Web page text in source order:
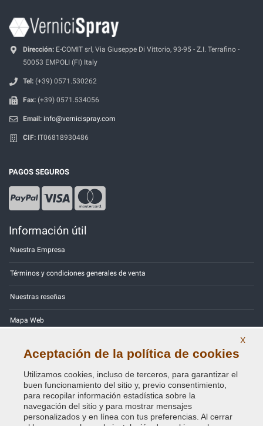
Dirección: E-COMIT srl, Via Giuseppe Di Vittorio, 93-95 - Z.I. Terrafino -
50053 EMPOLI (FI) Italy
Tel: (+39) 0571.530262
Fax: (+39) 0571.534056
Email: info@vernicispray.com
CIF: IT06818930486
PAGOS SEGUROS
Información útil
Nuestra Empresa
Términos y condiciones generales de venta
Nuestras reseñas
Mapa Web
Política de Privacidad - RGPD
X
Aceptación de la política de cookies
Utilizamos cookies, incluso de terceros, para garantizar el
buen funcionamiento del sitio y, previo consentimiento,
para recopilar información estadística sobre la
navegación del sitio y para mostrar mensajes
personalizados y en línea con tus preferencias. Al cerrar